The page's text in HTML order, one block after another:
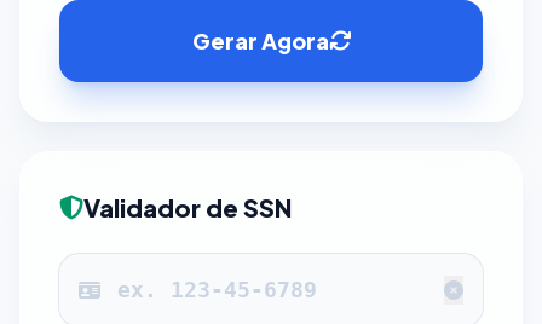
Gerar Agora
Validador de SSN